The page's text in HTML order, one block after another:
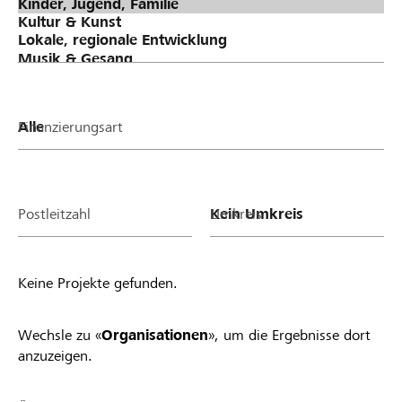
Finanzierungsart
Postleitzahl Umkreis
Keine Projekte gefunden.
Wechsle zu «Organisationen», um die Ergebnisse dort
anzuzeigen.